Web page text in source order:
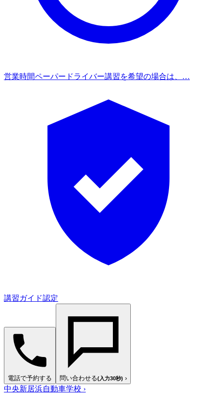
営業時間ペーパードライバー講習を希望の場合は、…
講習ガイド認定
電話で予約する 問い合わせる(入力30秒) ›
中央新居浜自動車学校 ›